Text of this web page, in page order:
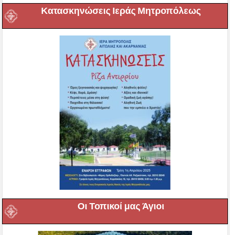
Κατασκηνώσεις Ιεράς Μητροπόλεως
Οι Τοπικοί μας Άγιοι